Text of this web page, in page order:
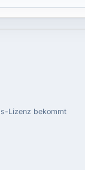
Lizenz bekommt